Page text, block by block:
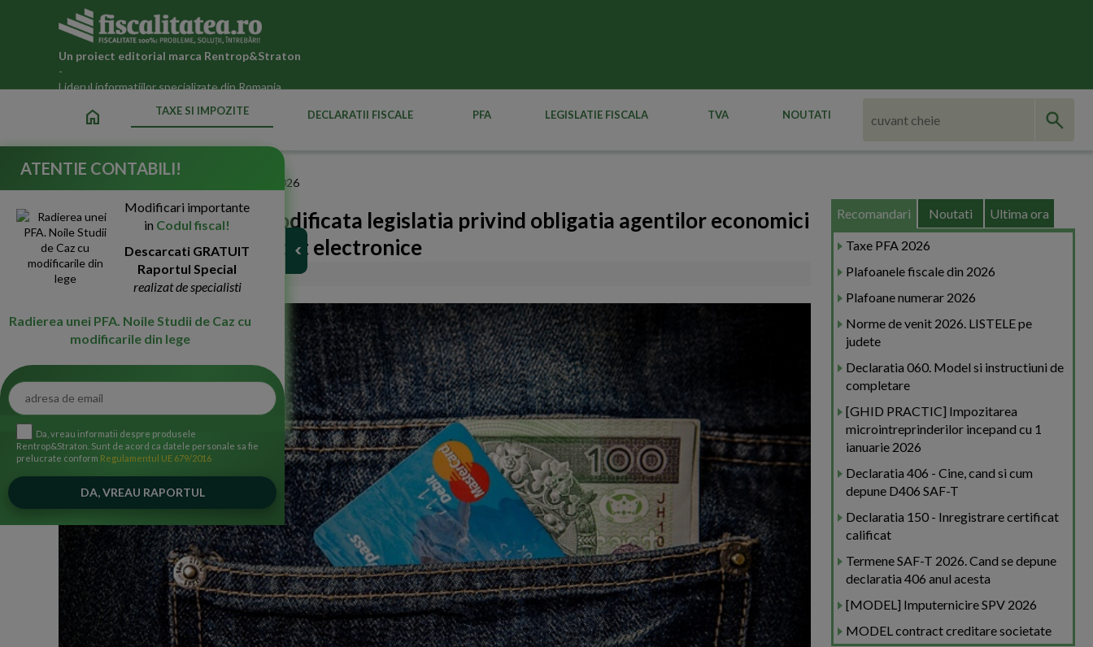
Un proiect editorial marca Rentrop&Straton
-
Liderul informatiilor specializate din Romania
home TAXE SI IMPOZITE DECLARATII FISCALE PFA LEGISLATIE FISCALA TVA NOUTATI
Taxe si impozite datorate statului in 2026
HG 355/2023. A fost modificata legislatia privind obligatia agentilor economici
de a utiliza case de marcat electronice
02-Mai-2023 4271
Recomandari Noutati Ultima ora
Taxe PFA 2026
Plafoanele fiscale din 2026
Plafoane numerar 2026
Norme de venit 2026. LISTELE pe
judete
Declaratia 060. Model si instructiuni de
completare
[GHID PRACTIC] Impozitarea
microintreprinderilor incepand cu 1
ianuarie 2026
Declaratia 406 - Cine, cand si cum
depune D406 SAF-T
Declaratia 150 - Inregistrare certificat
calificat
Termene SAF-T 2026. Cand se depune
declaratia 406 anul acesta
[MODEL] Imputernicire SPV 2026
MODEL contract creditare societate
ATENTIE CONTABILI!
Modificari importante
in Codul fiscal!
Descarcati GRATUIT
Raportul Special
realizat de specialisti
Radierea unei PFA. Noile Studii de Caz cu
modificarile din lege
Da, vreau informatii despre produsele
Rentrop&Straton. Sunt de acord ca datele personale sa fie
prelucrate conform Regulamentul UE 679/2016